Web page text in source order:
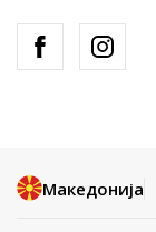
Македонија